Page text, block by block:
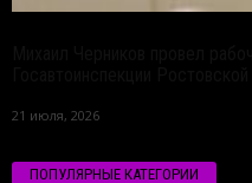
21 июля, 2026
ПОПУЛЯРНЫЕ КАТЕГОРИИ